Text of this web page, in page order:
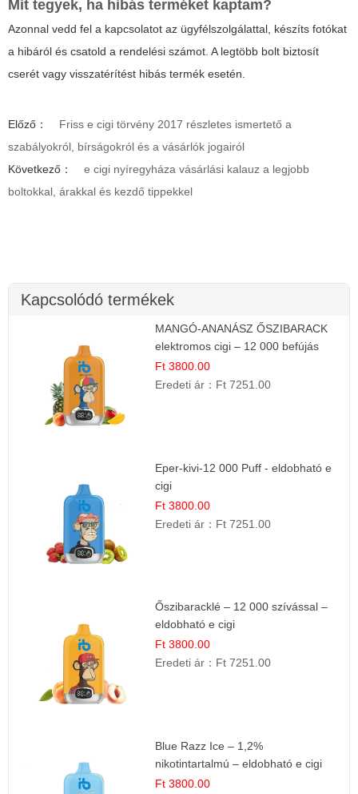
Mit tegyek, ha hibás terméket kaptam?
Azonnal vedd fel a kapcsolatot az ügyfélszolgálattal, készíts fotókat
a hibáról és csatold a rendelési számot. A legtöbb bolt biztosít
cserét vagy visszatérítést hibás termék esetén.
Előző：
Friss e cigi törvény 2017 részletes ismertető a
szabályokról, bírságokról és a vásárlók jogairól
Következő：
e cigi nyíregyháza vásárlási kalauz a legjobb
boltokkal, árakkal és kezdő tippekkel
Kapcsolódó termékek
MANGÓ-ANANÁSZ ŐSZIBARACK
elektromos cigi – 12 000 befújás
Ft 3800.00
Eredeti ár： Ft 7251.00
Eper-kivi-12 000 Puff - eldobható e
cigi
Ft 3800.00
Eredeti ár： Ft 7251.00
Őszibaracklé – 12 000 szívással –
eldobható e cigi
Ft 3800.00
Eredeti ár： Ft 7251.00
Blue Razz Ice – 1,2%
nikotintartalmú – eldobható e cigi
Ft 3800.00